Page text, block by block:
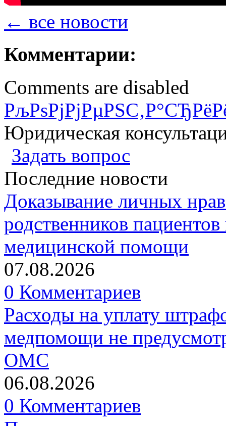
← все новости
Комментарии:
Comments are disabled
Юридическая
Задать вопрос
Последние новости
Доказывание личных
родственников
медицинской помощи
07.08.2026
0 Комментариев
Расходы на уплату
медпомощи не
ОМС
06.08.2026
0 Комментариев